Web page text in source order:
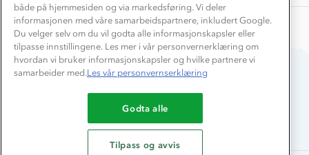
Du betaler enkelt med
både på hjemmesiden og via markedsføring. Vi deler
informasjonen med våre samarbeidspartnere, inkludert Google.
Du velger selv om du vil godta alle informasjonskapsler eller
tilpasse innstillingene. Les mer i vår personvernerklæring om
hvordan vi bruker informasjonskapsler og hvilke partnere vi
samarbeider med.Les vår personvernserklæring
Godta alle
Tilpass og avvis